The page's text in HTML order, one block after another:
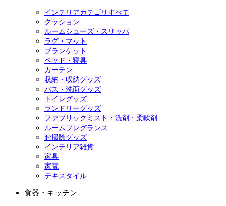
インテリアカテゴリすべて
クッション
ルームシューズ・スリッパ
ラグ・マット
ブランケット
ベッド・寝具
カーテン
収納・収納グッズ
バス・洗面グッズ
トイレグッズ
ランドリーグッズ
ファブリックミスト・洗剤・柔軟剤
ルームフレグランス
お掃除グッズ
インテリア雑貨
家具
家電
テキスタイル
食器・キッチン